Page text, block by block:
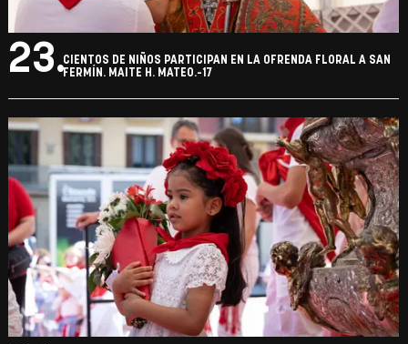
23.CIENTOS DE NIÑOS PARTICIPAN EN LA OFRENDA FLORAL A SAN
FERMÍN. MAITE H. MATEO.-17